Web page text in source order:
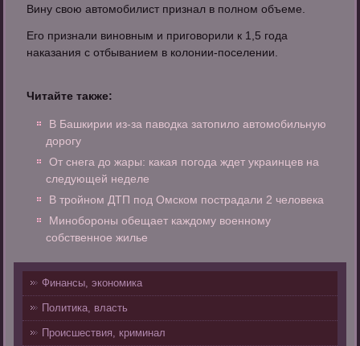
Вину свою автомобилист признал в полном объеме.
Его признали виновным и приговорили к 1,5 года
наказания с отбыванием в колонии-поселении.
Читайте также:
В Башкирии из-за паводка затопило автомобильную
дорогу
От снега до жары: какая погода ждет украинцев на
следующей неделе
В тройном ДТП под Омском пострадали 2 человека
Минобороны обещает каждому военному
собственное жилье
Финансы, экономика
Политика, власть
Происшествия, криминал